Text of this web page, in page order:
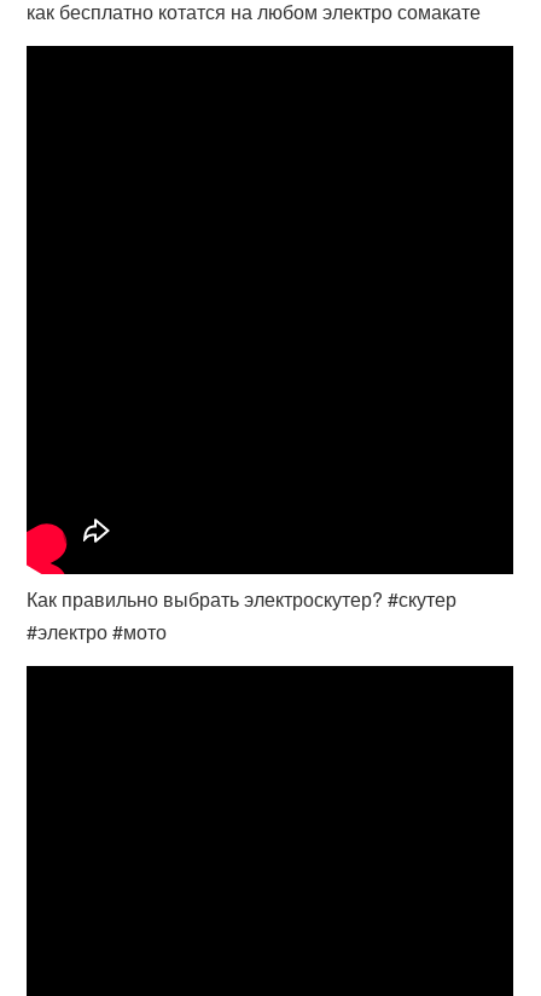
как бесплатно котатся на любом электро сомакате
Как правильно выбрать электроскутер? #скутер
#электро #мото